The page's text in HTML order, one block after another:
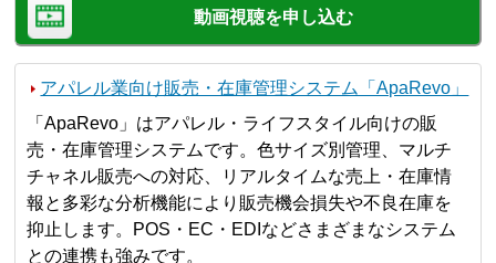
動画視聴を申し込む
アパレル業向け販売・在庫管理システム「ApaRevo」
「ApaRevo」はアパレル・ライフスタイル向けの販
売・在庫管理システムです。色サイズ別管理、マルチ
チャネル販売への対応、リアルタイムな売上・在庫情
報と多彩な分析機能により販売機会損失や不良在庫を
抑止します。POS・EC・EDIなどさまざまなシステム
との連携も強みです。